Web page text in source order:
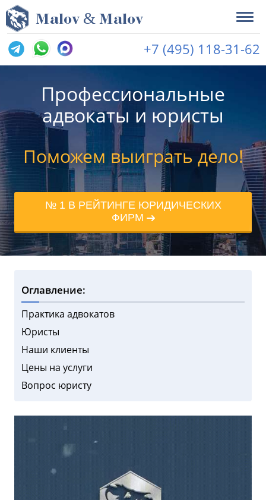
Malov & Malov
+7 (495) 118-31-62
Профессиональные
адвокаты и юристы
Поможем выиграть дело!
№ 1 В РЕЙТИНГЕ ЮРИДИЧЕСКИХ
ФИРМ
Оглавление:
Практика адвокатов
Юристы
Наши клиенты
Цены на услуги
Вопрос юристу